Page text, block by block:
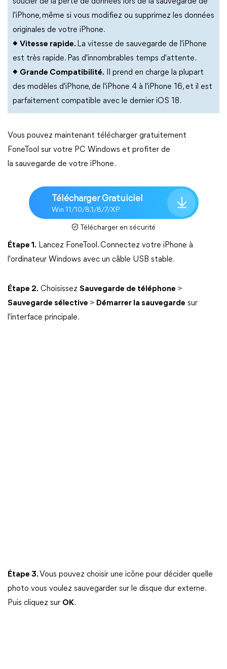
l'iPhone, même si vous modifiez ou supprimez les données
originales de votre iPhone.
◆ Vitesse rapide. La vitesse de sauvegarde de l'iPhone
est très rapide. Pas d'innombrables temps d'attente.
◆ Grande Compatibilité. Il prend en charge la plupart
des modèles d'iPhone, de l'iPhone 4 à l'iPhone 16, et il est
parfaitement compatible avec le dernier iOS 18.
Vous pouvez maintenant télécharger gratuitement
FoneTool sur votre PC Windows et profiter de
la sauvegarde de votre iPhone.
Télécharger Gratuiciel
Win 11/10/8.1/8/7/XP
Télécharger en sécurité
Étape 1. Lancez FoneTool. Connectez votre iPhone à
l'ordinateur Windows avec un câble USB stable.
Étape 2. Choisissez Sauvegarde de téléphone >
Sauvegarde sélective > Démarrer la sauvegarde sur
l'interface principale.
Étape 3. Vous pouvez choisir une icône pour décider quelle
photo vous voulez sauvegarder sur le disque dur externe.
Puis cliquez sur OK.